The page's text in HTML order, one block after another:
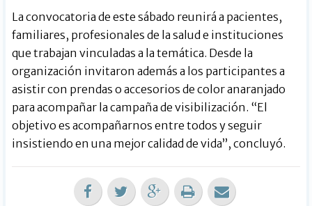
La convocatoria de este sábado reunirá a pacientes,
familiares, profesionales de la salud e instituciones
que trabajan vinculadas a la temática. Desde la
organización invitaron además a los participantes a
asistir con prendas o accesorios de color anaranjado
para acompañar la campaña de visibilización. “El
objetivo es acompañarnos entre todos y seguir
insistiendo en una mejor calidad de vida”, concluyó.